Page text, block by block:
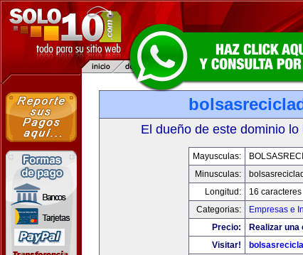
El dueño de este dominio
Mayusculas:
Minusculas:
Longitud:
16 caracteres
Categorias:
Empresas e
Precio:
Realizar una
Visitar!